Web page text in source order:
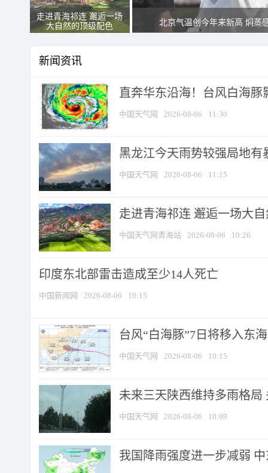
走进青海祁连 邂逅一场
大自然的顶级配色
北京气温创今年来新高 焖蒸
新闻资讯
直奔华东沿海！台风白海豚
中国天气网 2026-08-06 11:30
黑龙江今天雨势较强局地有
中国天气网 2026-08-06 11:15
走进青海祁连 邂逅一场大
中国天气网青海站 2026-08-06 10:26
印度东北部雷击造成至少14人死亡
中国新闻网 2026-08-06 10:15
台风“白海豚”7日将移入东
中国天气网 2026-08-06 10:15
未来三天陕西维持多雨格局
中国天气网 2026-08-06 10:09
我国降雨强度进一步减弱